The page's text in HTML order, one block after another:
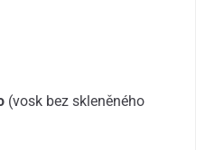
(vosk bez skleněného